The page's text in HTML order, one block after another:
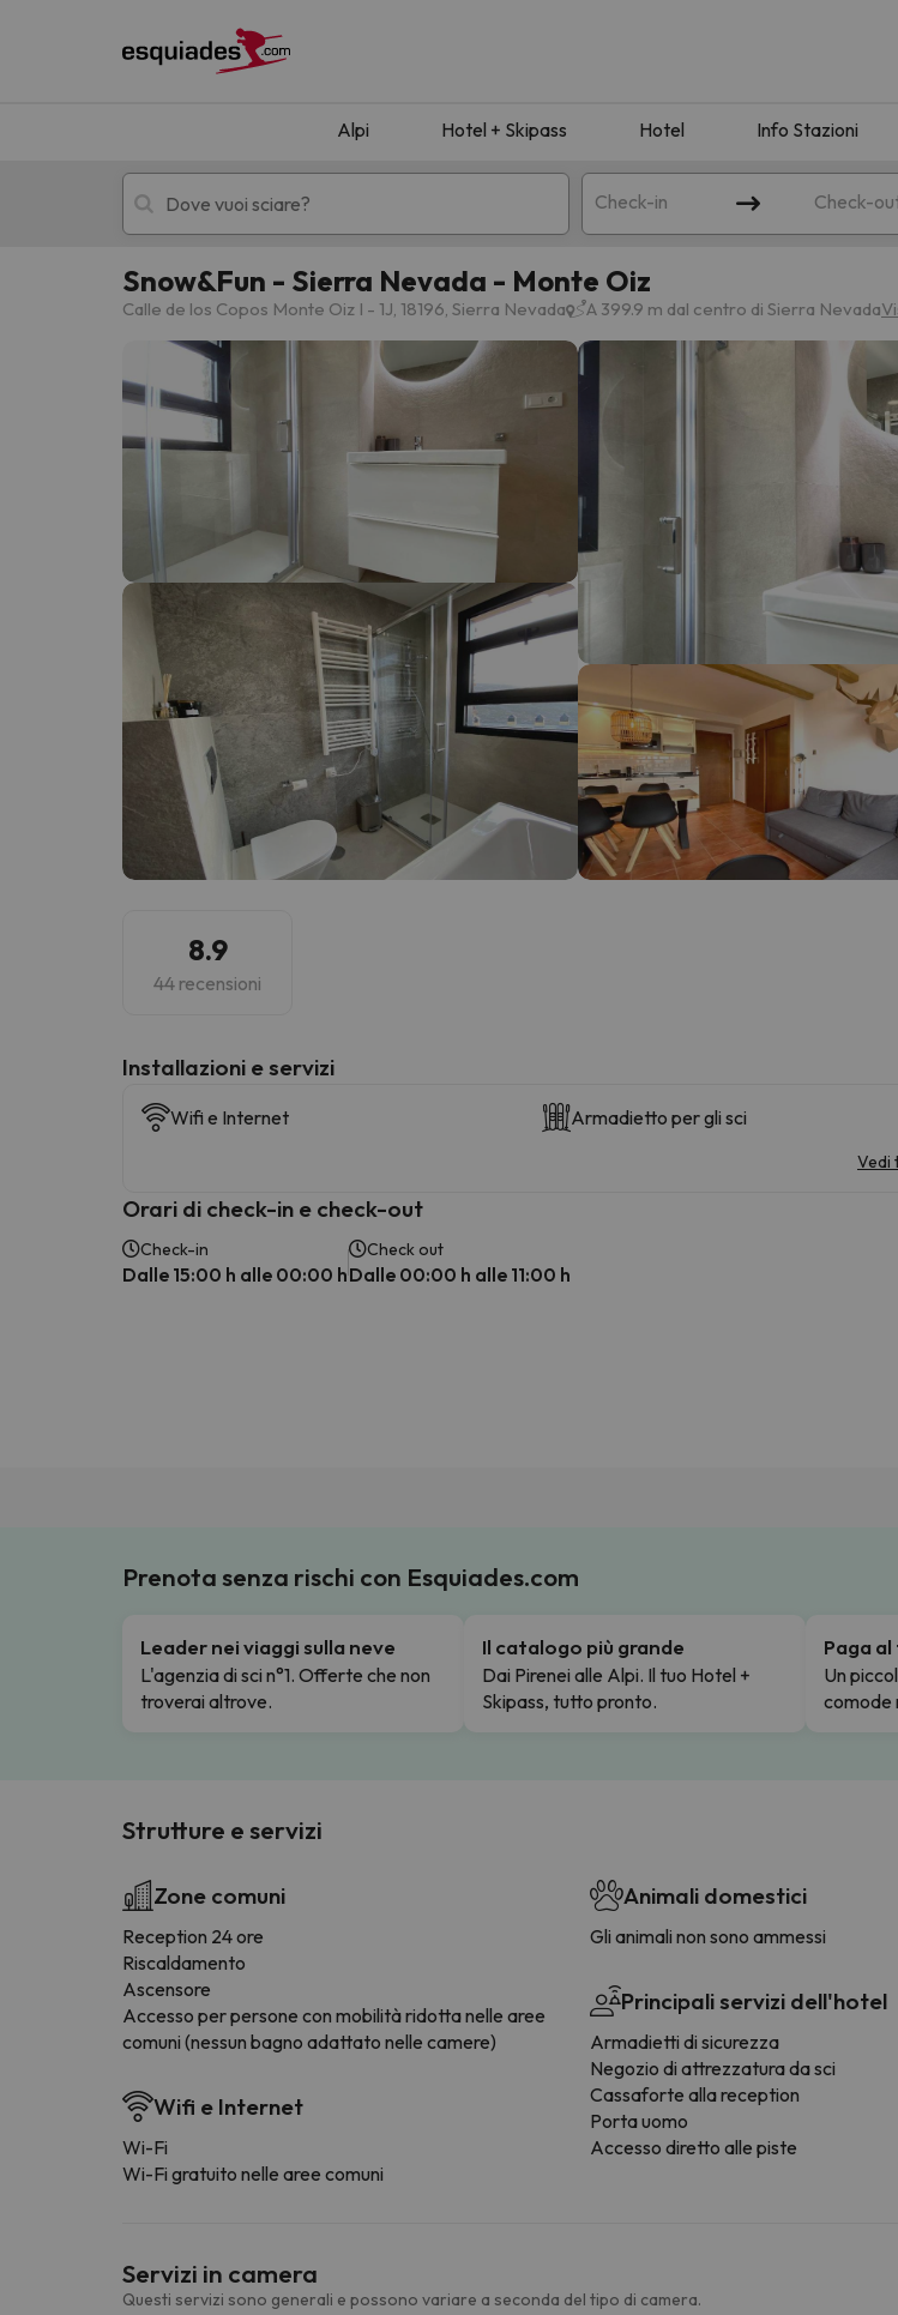
Alpi Hotel + Skipass Hotel Info Stazioni
Check-in Check-
Hotel + skipass Hotel di montagna
Sembra che il nostro ricercatore abbia perso la strada. Non appena troverà la bussola,
Snow&Fun - Sierra Nevada - Monte Oiz
Calle de los Copos Monte Oiz I - 1J, 18196, Sierra Nevada A 399.9 m dal centro di Sierra Nevada
8.9
44 recensioni
Installazioni e servizi
Wifi e Internet Armadietto per gli sci
Vedi
Orari di check-in e check-out
Check-in
Dalle 15:00 h alle 00:00 h
Check out
Dalle 00:00 h alle 11:00 h
Prenota senza rischi con Esquiades.com
Leader nei viaggi sulla neve
L'agenzia di sci n°1. Offerte che non
troverai altrove.
Il catalogo più grande
Dai Pirenei alle Alpi. Il tuo Hotel +
Skipass, tutto pronto.
Paga
Un
comode
Strutture e servizi
Zone comuni
Reception 24 ore
Riscaldamento
Ascensore
Accesso per persone con mobilità ridotta nelle aree
comuni (nessun bagno adattato nelle camere)
Wifi e Internet
Wi-Fi
Wi-Fi gratuito nelle aree comuni
Animali domestici
Gli animali non sono ammessi
Principali servizi dell'hotel
Armadietti di sicurezza
Negozio di attrezzatura da sci
Cassaforte alla reception
Porta uomo
Accesso diretto alle piste
Servizi in camera
Questi servizi sono generali e possono variare a seconda del tipo di camera.